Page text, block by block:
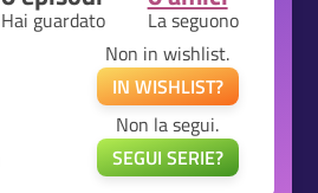
Hai guardato La seguono
Non in wishlist.
IN WISHLIST?
Non la segui.
SEGUI SERIE?